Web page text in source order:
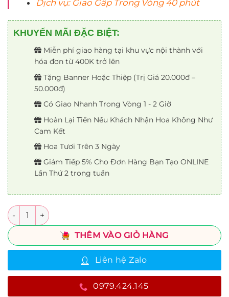
Dịch vụ: Giao Gấp Trong Vòng 40 phút
KHUYẾN MÃI ĐẶC BIỆT:
Miễn phí giao hàng tại khu vực nội thành với
hóa đơn từ 400K trở lên
Tặng Banner Hoặc Thiệp (Trị Giá 20.000đ –
50.000đ)
Có Giao Nhanh Trong Vòng 1 - 2 Giờ
Hoàn Lại Tiền Nếu Khách Nhận Hoa Không Như
Cam Kết
Hoa Tươi Trên 3 Ngày
Giảm Tiếp 5% Cho Đơn Hàng Bạn Tạo ONLINE
Lần Thứ 2 trong tuần
Số lượng
THÊM VÀO GIỎ HÀNG
Liên hệ Zalo
0979.424.145